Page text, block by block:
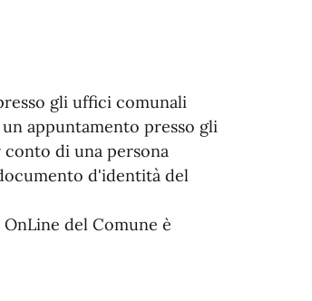
gli uffici comunali
appuntamento presso gli
di una persona
d'identità del
del Comune è